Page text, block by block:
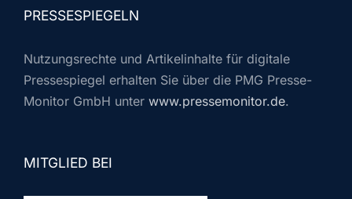
PRESSESPIEGELN
Nutzungsrechte und Artikelinhalte für digitale
Pressespiegel erhalten Sie über die PMG Presse-
Monitor GmbH unter www.pressemonitor.de.
MITGLIED BEI